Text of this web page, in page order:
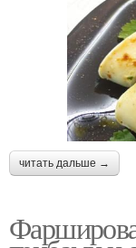
читать дальше →